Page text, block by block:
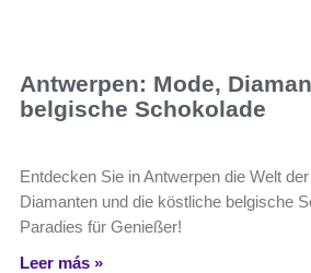
Antwerpen: Mode,
belgische Schokolade
Entdecken Sie in Antwerpen die Welt
Diamanten und die köstliche belgische
Paradies für Genießer!
Leer más »